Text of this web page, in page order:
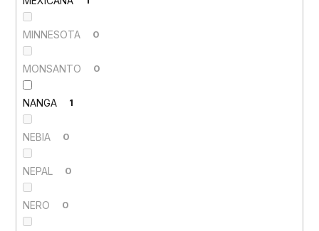
MINNESOTA 0
MONSANTO 0
NANGA 1
NEBIA 0
NEPAL 0
NERO 0